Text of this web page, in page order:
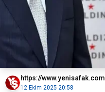
https://www.yenisafak.com
12 Ekim 2025 20:58